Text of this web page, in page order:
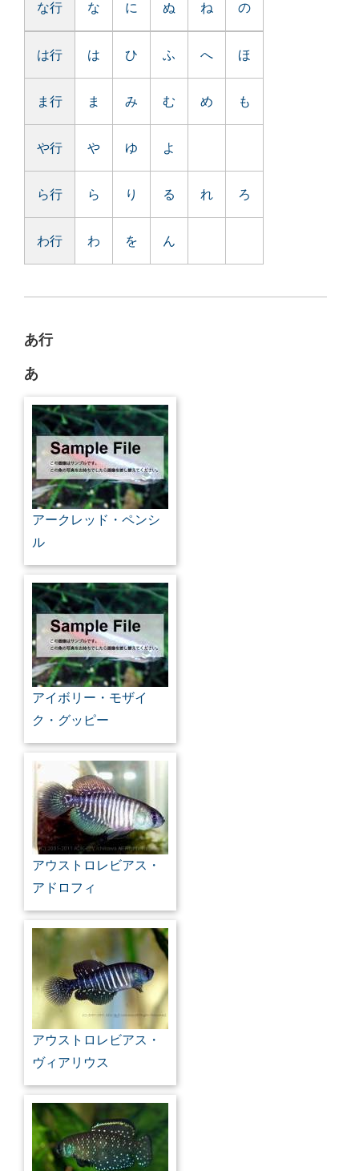
な行 な に ぬ ね の
は行 は ひ ふ へ ほ
ま行 ま み む め も
や行 や ゆ よ
ら行 ら り る れ ろ
わ行 わ を ん
あ行
あ
アークレッド・ペンシ
ル
アイボリー・モザイ
ク・グッピー
アウストロレビアス・
アドロフィ
アウストロレビアス・
ヴィアリウス